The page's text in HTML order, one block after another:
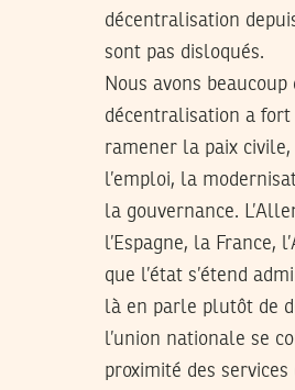
décentralisation
sont pas disloqués.
Nous avons beaucoup
décentralisation a
ramener la paix
l’emploi, la
la gouvernance.
l’Espagne, la France,
que l’état s’étend
là en parle plutôt de
l’union nationale se
proximité des services